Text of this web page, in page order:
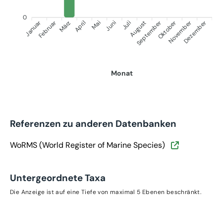
0
JanuarFebruar März April Mai Juni JuliAugust
SeptemberOktoberNovemberDezember
Monat
Referenzen zu anderen Datenbanken
WoRMS (World Register of Marine Species)
Untergeordnete Taxa
Die Anzeige ist auf eine Tiefe von maximal 5 Ebenen beschränkt.